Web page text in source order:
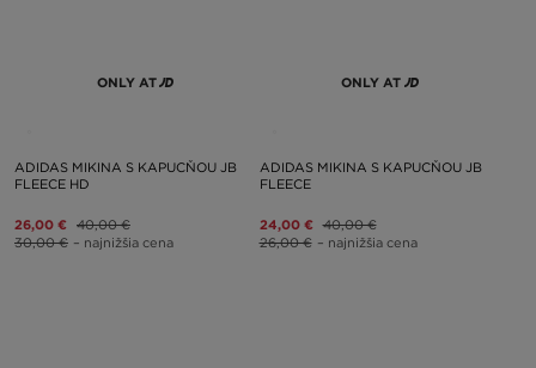
ONLY AT
ADIDAS MIKINA S KAPUCŇOU JB
FLEECE HD
26,00 € 40,00 €
30,00 € – najnižšia cena
ONLY AT
ADIDAS MIKINA S KAPUCŇOU JB
FLEECE
24,00 € 40,00 €
26,00 € – najnižšia cena